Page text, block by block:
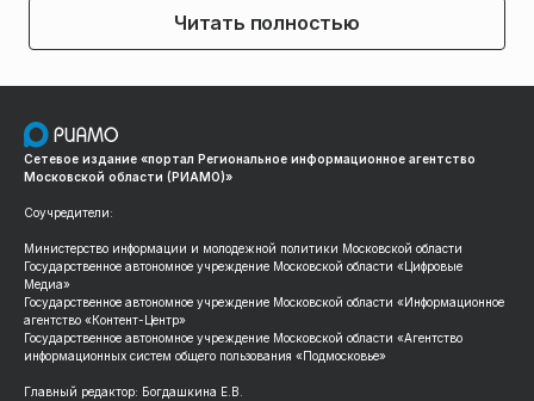
Читать полностью
Сетевое издание «портал Региональное информационное агентство
Московской области (РИАМО)»
Соучредители:
Министерство информации и молодежной политики Московской области
Государственное автономное учреждение Московской области «Цифровые
Медиа»
Государственное автономное учреждение Московской области «Информационное
агентство «Контент-Центр»
Государственное автономное учреждение Московской области «Агентство
информационных систем общего пользования «Подмосковье»
Главный редактор: Богдашкина Е.В.